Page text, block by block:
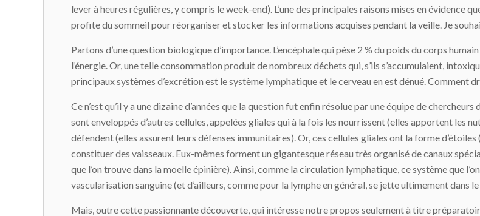
lever à heures régulières, y compris le week-end). L’une des principales raisons mises en évidence
profite du sommeil pour réorganiser et stocker les informations acquises pendant la veille. Je
Partons d’une question biologique d’importance. L’encéphale qui pèse 2 % du poids du corps
l’énergie. Or, une telle consommation produit de nombreux déchets qui, s’ils s’accumulaient,
principaux systèmes d’excrétion est le système lymphatique et le cerveau en est dénué. Comment
Ce n’est qu’il y a une dizaine d’années que la question fut enfin résolue par une équipe de
sont enveloppés d’autres cellules, appelées gliales qui à la fois les nourrissent (elles apportent les
défendent (elles assurent leurs défenses immunitaires). Or, ces cellules gliales ont la forme
constituer des vaisseaux. Eux-mêmes forment un gigantesque réseau très organisé de canaux
que l’on trouve dans la moelle épinière). Ainsi, comme la circulation lymphatique, ce système que
vascularisation sanguine (et d’ailleurs, comme pour la lymphe en général, se jette ultimement dans
Mais, outre cette passionnante découverte, qui intéresse notre propos seulement à titre